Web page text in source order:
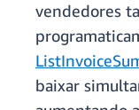
vendedores
baixar